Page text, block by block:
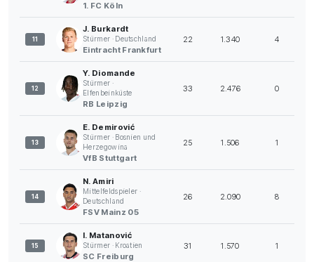
1. FC Köln
11
J. Burkardt
Stürmer · Deutschland
Eintracht Frankfurt
22 1.340 4
12
Y. Diomande
Stürmer ·
Elfenbeinküste
RB Leipzig
33 2.476 0
13
E. Demirović
Stürmer · Bosnien und
Herzegowina
VfB Stuttgart
25 1.506 1
14
N. Amiri
Mittelfeldspieler ·
Deutschland
FSV Mainz 05
26 2.090 8
15
I. Matanović
Stürmer · Kroatien
SC Freiburg
31 1.570 1